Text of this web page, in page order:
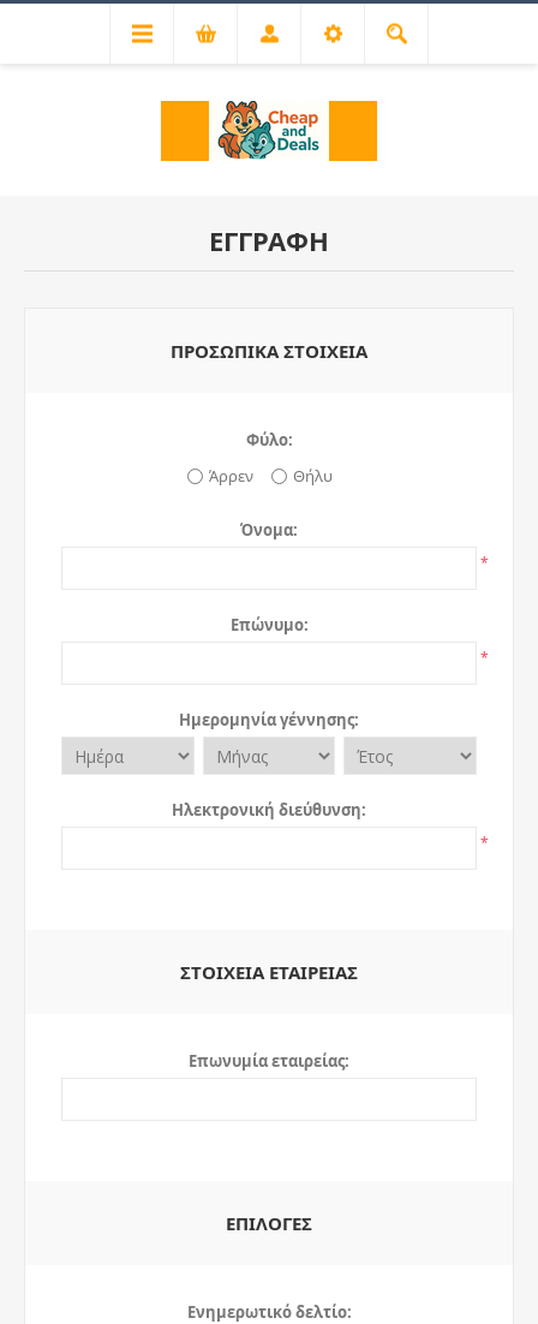
ΕΓΓΡΑΦΉ
ΠΡΟΣΩΠΙΚΆ ΣΤΟΙΧΕΊΑ
Φύλο:
Άρρεν
Θήλυ
Όνομα:
*
Επώνυμο:
*
Ημερομηνία γέννησης:
Ηλεκτρονική διεύθυνση:
*
ΣΤΟΙΧΕΊΑ ΕΤΑΙΡΕΊΑΣ
Επωνυμία εταιρείας:
ΕΠΙΛΟΓΈΣ
Ενημερωτικό δελτίο: